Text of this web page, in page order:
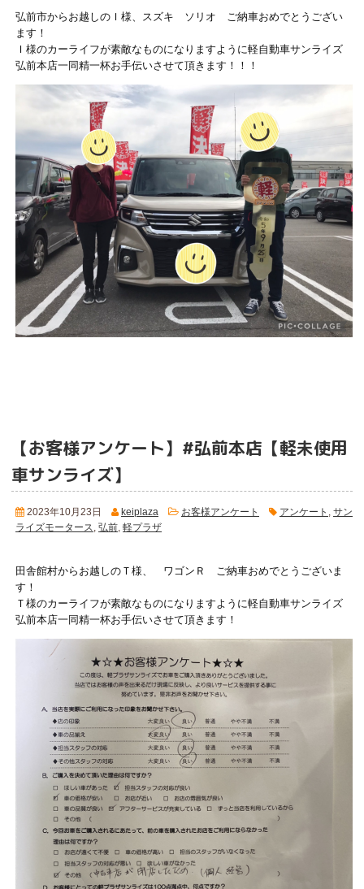
弘前市からお越しのＩ様、スズキ ソリオ ご納車おめでとうござい
ます！
Ｉ様のカーライフが素敵なものになりますように軽自動車サンライズ
弘前本店一同精一杯お手伝いさせて頂きます！！！
【お客様アンケート】#弘前本店【軽未使用
車サンライズ】
2023年10月23日 keiplaza お客様アンケート アンケート
サン
ライズモータース
弘前 軽プラザ
田舎館村からお越しのＴ様、 ワゴンＲ ご納車おめでとうございま
す！
Ｔ様のカーライフが素敵なものになりますように軽自動車サンライズ
弘前本店一同精一杯お手伝いさせて頂きます！